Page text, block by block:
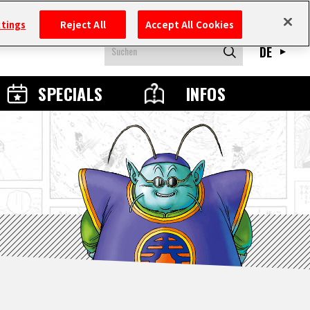
SPECIALS INFOS
DE
Reject All Accept All Cookies